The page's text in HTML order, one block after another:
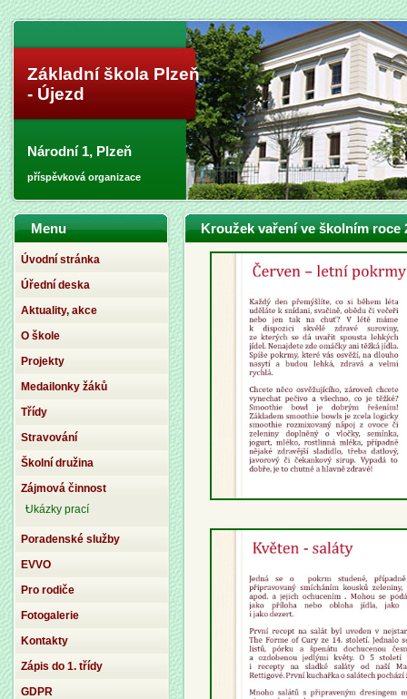
Základní škola Plzeň
- Újezd
Národní 1, Plzeň
příspěvková organizace
Kroužek vaření ve školním roce
Menu
Úvodní stránka
Úřední deska
Aktuality, akce
O škole
Projekty
Medailonky žáků
Třídy
Stravování
Školní družina
Zájmová činnost
Ukázky prací
Poradenské služby
EVVO
Pro rodiče
Fotogalerie
Kontakty
Zápis do 1. třídy
GDPR